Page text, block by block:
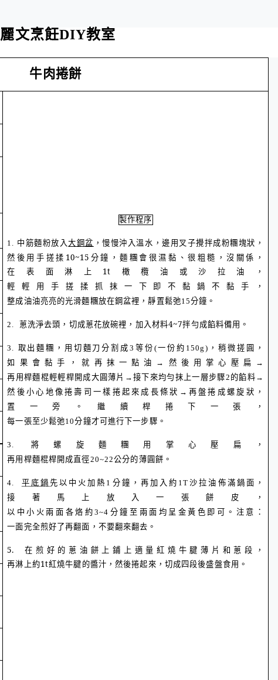
麗文烹飪DIY教室
牛肉捲餅
製作程序
1. 中筋麵粉放入大鋼盆 ，慢慢沖入溫水，邊用叉子攪拌成粉糰塊狀，
然後用手搓揉10~15分鐘，麵糰會很濕黏、很粗糙，沒關係，
在表面淋上 1t 橄欖油或沙拉油，
輕輕用手搓揉抓抹一下即不黏鍋不黏手，
整成油油亮亮的光滑麵糰放在鋼盆裡，靜置鬆弛15分鐘。
2. 蔥洗淨去頭，切成蔥花放碗裡，加入材料4~7拌勻成餡料備用。
3. 取出麵糰，用切麵刀分割成 3 等份 (一份約 150g) ，稍微搓圓，
如果會黏手，就再抹一點油→然後用掌心壓扁→
再用桿麵棍輕輕桿開成大圓薄片→接下來均勻抹上一層步驟2 的餡料→
然後小心地像捲壽司一樣捲起來成長條狀→再盤捲成螺旋狀，
置一旁。繼續桿捲下一張，
每一張至少鬆弛10分鐘才可進行下一步驟。
3. 將螺旋麵糰用掌心壓扁，
再用桿麵棍桿開成直徑20~22公分的薄圓餅。
4. 平底鍋先以中火加熱 1 分鐘，再加入約 1T 沙拉油佈滿鍋面，
接著馬上放入一張餅皮，
以中小火兩面各烙約3~4 分鐘至兩面均呈金黃色即可。注意：
一面完全煎好了再翻面，不要翻來翻去。
5.
在煎好的蔥油餅上鋪上適量紅燒牛腱薄片和蔥段，
再淋上約1t紅燒牛腱的醬汁，然後捲起來，切成四段後盛盤食用。